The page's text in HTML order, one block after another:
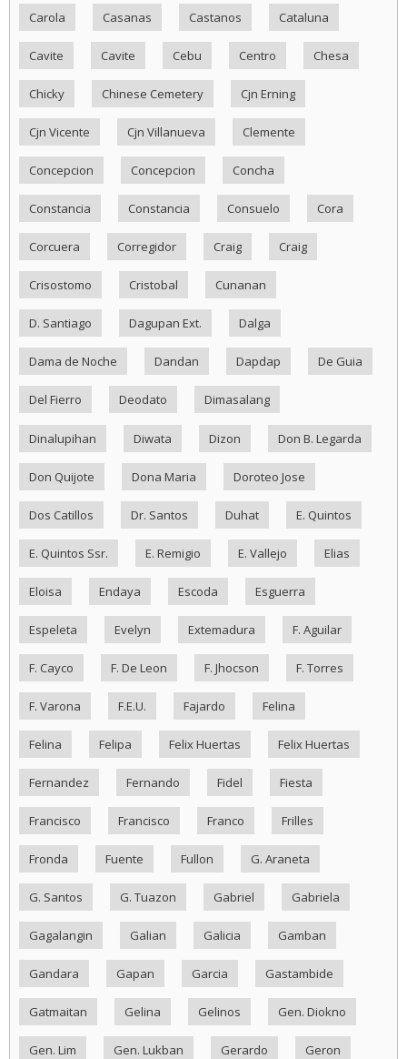
Carola Casanas Castanos Cataluna
Cavite Cavite Cebu Centro Chesa
Chicky Chinese Cemetery Cjn Erning
Cjn Vicente Cjn Villanueva Clemente
Concepcion Concepcion Concha
Constancia Constancia Consuelo Cora
Corcuera Corregidor Craig Craig
Crisostomo Cristobal Cunanan
D. Santiago Dagupan Ext. Dalga
Dama de Noche Dandan Dapdap De Guia
Del Fierro Deodato Dimasalang
Dinalupihan Diwata Dizon Don B. Legarda
Don Quijote Dona Maria Doroteo Jose
Dos Catillos Dr. Santos Duhat E. Quintos
E. Quintos Ssr. E. Remigio E. Vallejo Elias
Eloisa Endaya Escoda Esguerra
Espeleta Evelyn Extemadura F. Aguilar
F. Cayco F. De Leon F. Jhocson F. Torres
F. Varona F.E.U. Fajardo Felina
Felina Felipa Felix Huertas Felix Huertas
Fernandez Fernando Fidel Fiesta
Francisco Francisco Franco Frilles
Fronda Fuente Fullon G. Araneta
G. Santos G. Tuazon Gabriel Gabriela
Gagalangin Galian Galicia Gamban
Gandara Gapan Garcia Gastambide
Gatmaitan Gelina Gelinos Gen. Diokno
Gen. Lim Gen. Lukban Gerardo Geron